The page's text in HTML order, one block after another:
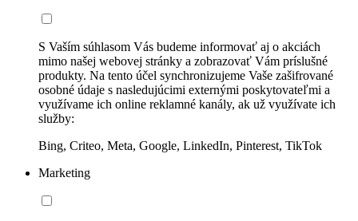
S Vaším súhlasom Vás budeme informovať aj o akciách
mimo našej webovej stránky a zobrazovať Vám príslušné
produkty. Na tento účel synchronizujeme Vaše zašifrované
osobné údaje s nasledujúcimi externými poskytovateľmi a
využívame ich online reklamné kanály, ak už využívate ich
služby:
Bing, Criteo, Meta, Google, LinkedIn, Pinterest, TikTok
Marketing